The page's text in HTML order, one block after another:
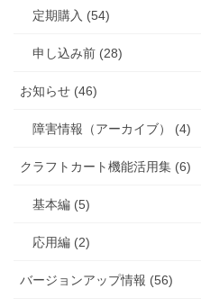
定期購入 (54)
申し込み前 (28)
お知らせ (46)
障害情報（アーカイブ） (4)
クラフトカート機能活用集 (6)
基本編 (5)
応用編 (2)
バージョンアップ情報 (56)